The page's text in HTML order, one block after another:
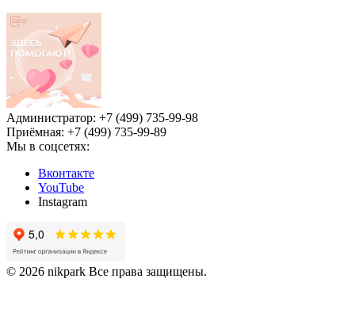
Администратор: +7 (499) 735-99-98
Приёмная: +7 (499) 735-99-89
Мы в соцсетях:
Вконтакте
YouTube
Instagram
© 2026 nikpark Все права защищены.